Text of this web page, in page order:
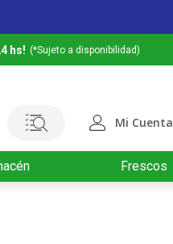
hs! (*Sujeto a disponibilidad)
Mi Cuenta
Frescos